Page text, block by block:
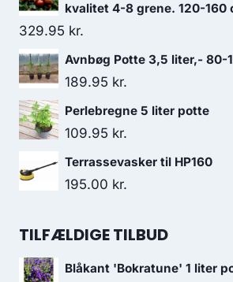
kvalitet 4-8 grene. 120-160
329.95 kr.
Avnbøg Potte 3,5 liter,- 80-
189.95 kr.
Perlebregne 5 liter potte
109.95 kr.
Terrassevasker til HP160
195.00 kr.
TILFÆLDIGE TILBUD
Blåkant 'Bokratune' 1 liter